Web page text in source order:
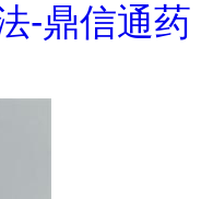
-鼎信通药